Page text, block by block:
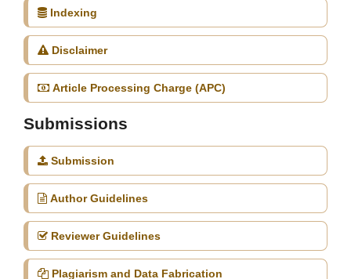
Indexing
Disclaimer
Article Processing Charge (APC)
Submissions
Submission
Author Guidelines
Reviewer Guidelines
Plagiarism and Data Fabrication